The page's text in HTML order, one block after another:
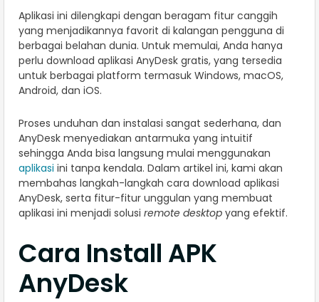
Aplikasi ini dilengkapi dengan beragam fitur canggih
yang menjadikannya favorit di kalangan pengguna di
berbagai belahan dunia. Untuk memulai, Anda hanya
perlu download aplikasi AnyDesk gratis, yang tersedia
untuk berbagai platform termasuk Windows, macOS,
Android, dan iOS.
Proses unduhan dan instalasi sangat sederhana, dan
AnyDesk menyediakan antarmuka yang intuitif
sehingga Anda bisa langsung mulai menggunakan
aplikasi ini tanpa kendala. Dalam artikel ini, kami akan
membahas langkah-langkah cara download aplikasi
AnyDesk, serta fitur-fitur unggulan yang membuat
aplikasi ini menjadi solusi remote desktop yang efektif.
Cara Install APK
AnyDesk